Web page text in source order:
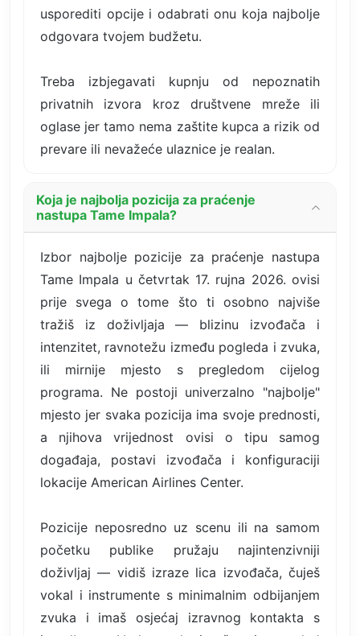
usporediti opcije i odabrati onu koja najbolje
odgovara tvojem budžetu.
Treba izbjegavati kupnju od nepoznatih
privatnih izvora kroz društvene mreže ili
oglase jer tamo nema zaštite kupca a rizik od
prevare ili nevažeće ulaznice je realan.
Koja je najbolja pozicija za praćenje
nastupa Tame Impala?
Izbor najbolje pozicije za praćenje nastupa
Tame Impala u četvrtak 17. rujna 2026. ovisi
prije svega o tome što ti osobno najviše
tražiš iz doživljaja — blizinu izvođača i
intenzitet, ravnotežu između pogleda i zvuka,
ili mirnije mjesto s pregledom cijelog
programa. Ne postoji univerzalno "najbolje"
mjesto jer svaka pozicija ima svoje prednosti,
a njihova vrijednost ovisi o tipu samog
događaja, postavi izvođača i konfiguraciji
lokacije American Airlines Center.
Pozicije neposredno uz scenu ili na samom
početku publike pružaju najintenzivniji
doživljaj — vidiš izraze lica izvođača, čuješ
vokal i instrumente s minimalnim odbijanjem
zvuka i imaš osjećaj izravnog kontakta s